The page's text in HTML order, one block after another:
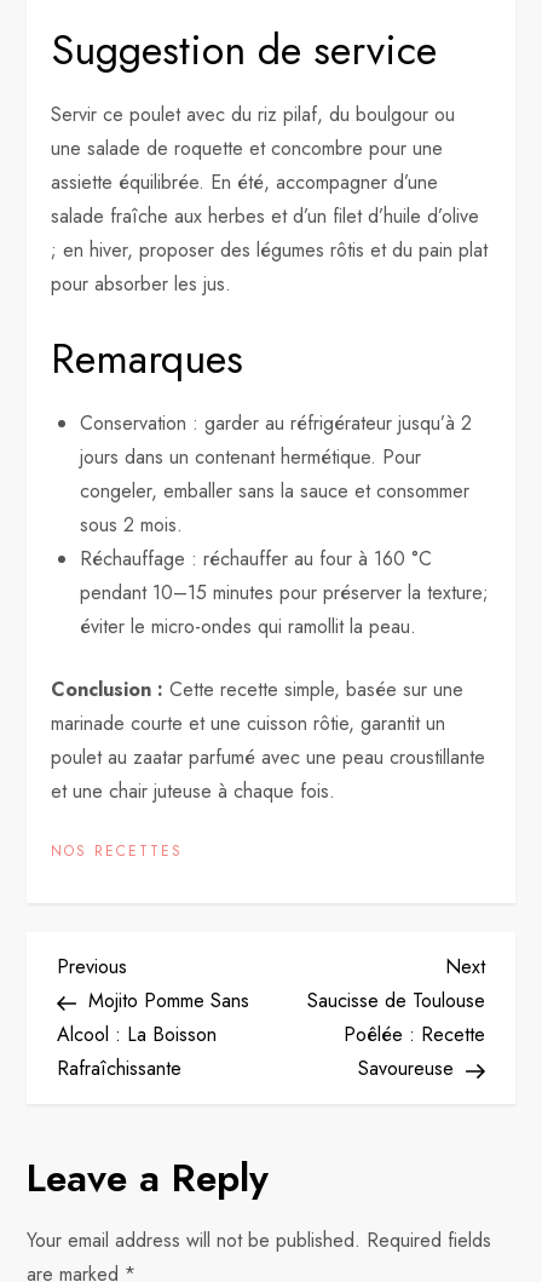
Suggestion de service
Servir ce poulet avec du riz pilaf, du boulgour ou
une salade de roquette et concombre pour une
assiette équilibrée. En été, accompagner d’une
salade fraîche aux herbes et d’un filet d’huile d’olive
; en hiver, proposer des légumes rôtis et du pain plat
pour absorber les jus.
Remarques
Conservation : garder au réfrigérateur jusqu’à 2
jours dans un contenant hermétique. Pour
congeler, emballer sans la sauce et consommer
sous 2 mois.
Réchauffage : réchauffer au four à 160 °C
pendant 10–15 minutes pour préserver la texture;
éviter le micro-ondes qui ramollit la peau.
Conclusion : Cette recette simple, basée sur une
marinade courte et une cuisson rôtie, garantit un
poulet au zaatar parfumé avec une peau croustillante
et une chair juteuse à chaque fois.
NOS RECETTES
P
o
s
n
a
Previous
Post
Previous
Mojito Pomme Sans
Alcool : La Boisson
Rafraîchissante
Next
Post
Next
Saucisse de Toulouse
Poêlée : Recette
Savoureuse
Leave a Reply
Your email address will not be published. Required fields
are marked *